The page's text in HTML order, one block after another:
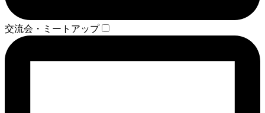
交流会・ミートアップ